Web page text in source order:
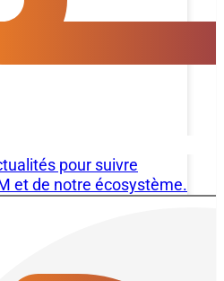
pour suivre
et de notre écosystème.